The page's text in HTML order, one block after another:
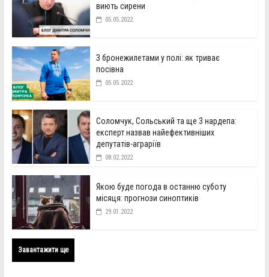
виють сирени
05.05.2022
З бронежилетами у полі: як триває
посівна
05.05.2022
Соломчук, Сольський та ще 3 нардепа:
експерт назвав найефективніших
депутатів-аграріїв
08.02.2022
Якою буде погода в останню суботу
місяця: прогнози синоптиків
29.01.2022
Завантажити ще